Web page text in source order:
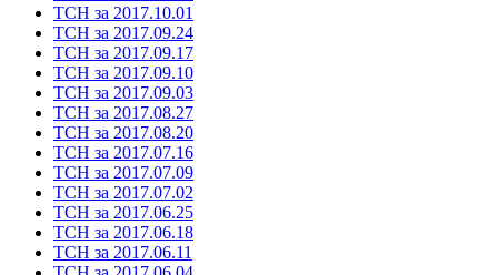
ТСН за 2017.10.01
ТСН за 2017.09.24
ТСН за 2017.09.17
ТСН за 2017.09.10
ТСН за 2017.09.03
ТСН за 2017.08.27
ТСН за 2017.08.20
ТСН за 2017.07.16
ТСН за 2017.07.09
ТСН за 2017.07.02
ТСН за 2017.06.25
ТСН за 2017.06.18
ТСН за 2017.06.11